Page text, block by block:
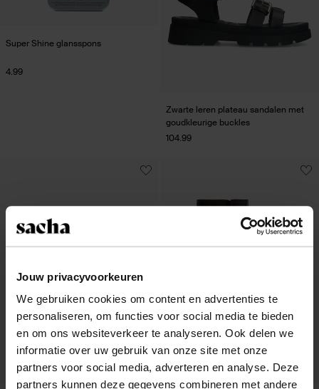
Jouw privacyvoorkeuren
We gebruiken cookies om content en advertenties te
personaliseren, om functies voor social media te bieden
en om ons websiteverkeer te analyseren. Ook delen we
informatie over uw gebruik van onze site met onze
partners voor social media, adverteren en analyse. Deze
partners kunnen deze gegevens combineren met andere
Super Shine glansspons
4.99
Zwarte leren plateau sandalen met
goudkleurige buckles
104.99